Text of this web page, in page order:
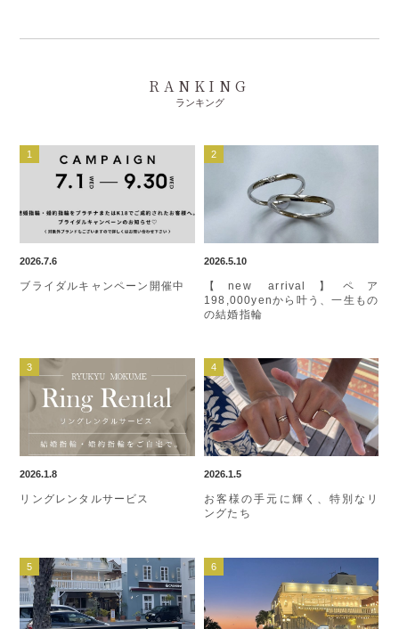
RANKING
ランキング
2026.7.6
ブライダルキャンペーン開催中
2026.5.10
【new arrival】ペア
198,000yenから叶う、一生もの
の結婚指輪
2026.1.8
リングレンタルサービス
2026.1.5
お客様の手元に輝く、特別なリ
ングたち